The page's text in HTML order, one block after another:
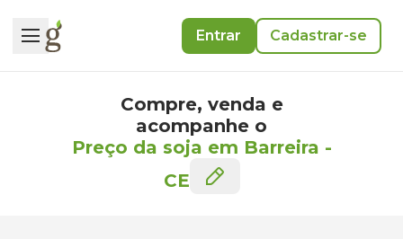
Entrar Cadastrar-se
Compre, venda e
acompanhe o
Preço da soja em Barreira -
CE